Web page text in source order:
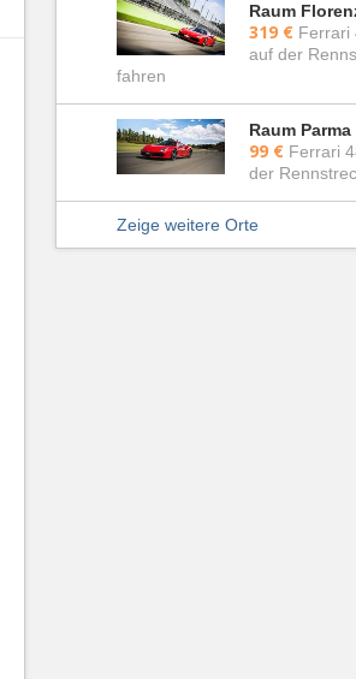
Raum
319 € Ferrari
auf der
fahren
Raum Parma
99 € Ferrari
der
Zeige weitere Orte